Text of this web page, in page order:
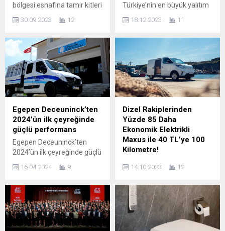
bölgesi esnafına tamir kitleri
büyük amortisör üreticisi
bölgesine yönelik destek
çalışmaları kapsamında çok
özel bir projeye daha imza
attı. Maysan Mando,
deprem bölgesindeki sanayi
esnafını yeniden ayağa
kaldırmak ve bölgedeki
ticaret hayatının
canlanmasına bir nebze de
olsa katkıda bulunmak...
30.09.2023 12
Türkiye’nin en büyük yalıtım
operasyonel mükemmellik
süreçlerini dünya
standartlarına taşıyor.
Türkiye’nin en büyük yalıtım
üreticisi İzocam,
operasyonel mükemmellik
hedefiyle gerçekleştirdiği
çalışmalarıyla sektörüne
örnek olmayı sürdürüyor.
2022 yılından bu yana, tüm
üretim süreçlerini dünya
amacıyla WCM (World Class
18.12.2023 11
Egepen Deceuninck’ten
2024’ün ilk çeyreğinde
güçlü performans
Egepen Deceuninck’ten
2024’ün ilk çeyreğinde güçlü
ürünleri, sosyal sorumluluk
Sektöründe ilklerin öncüsü
Egepen Deceuninck, yenilikçi
ürünler, sosyal sorumluluk
projeleri ve teknolojiye
16.04.2024 9
Dizel Rakiplerinden
Yüzde 85 Daha
Ekonomik Elektrikli
Maxus ile 40 TL’ye 100
Kilometre!
85 Daha Ekonomik Elektrikli
Kilometre! Maxus’tan 0 Faizli
Kredi ve Maxus ValueGuard
Değer Koruma Güvencesi!
Şirketler, Maxus e-Deliver
14.10.2023 12